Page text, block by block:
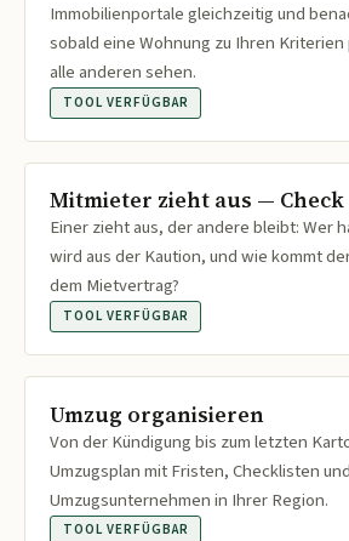
Immobilienportale gleichzeitig und
sobald eine Wohnung zu Ihren
alle anderen sehen.
TOOL VERFÜGBAR
Mitmieter zieht aus —
Einer zieht aus, der andere bleibt: Wer
wird aus der Kaution, und wie kommt
dem Mietvertrag?
TOOL VERFÜGBAR
Umzug organisieren
Von der Kündigung bis zum letzten
Umzugsplan mit Fristen, Checklisten
Umzugsunternehmen in Ihrer Region.
TOOL VERFÜGBAR